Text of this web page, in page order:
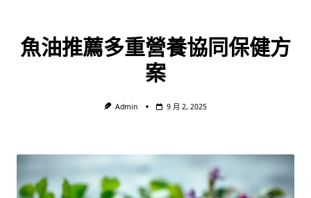
魚油推薦多重營養協同保健方
案
Admin 9 月 2, 2025